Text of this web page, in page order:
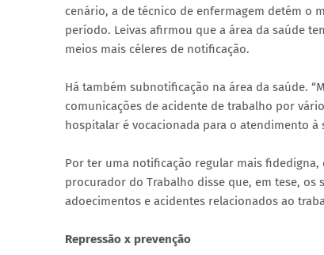
cenário, a de técnico de enfermagem detém o
período. Leivas afirmou que a área da saúde
meios mais céleres de notificação.
Há também subnotificação na área da saúde.
comunicações de acidente de trabalho por
hospitalar é vocacionada para o atendimento
Por ter uma notificação regular mais
procurador do Trabalho disse que, em tese,
adoecimentos e acidentes relacionados ao
Repressão x prevenção